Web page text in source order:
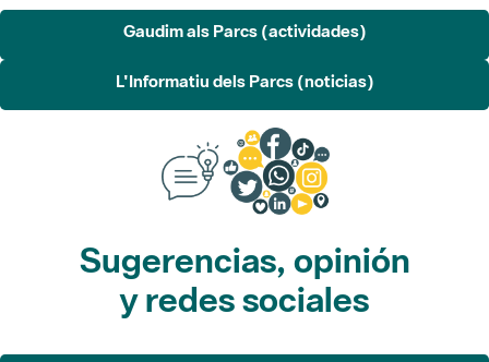
Gaudim als Parcs (actividades)
L'Informatiu dels Parcs (noticias)
Sugerencias, opinión
y redes sociales